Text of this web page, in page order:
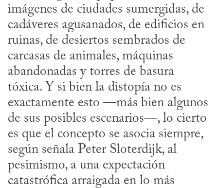
imágenes de ciudades sumergidas, de
cadáveres agusanados, de edificios en
ruinas, de desiertos sembrados de
carcasas de animales, máquinas
abandonadas y torres de basura
tóxica. Y si bien la distopía no es
exactamente esto —más bien algunos
de sus posibles escenarios—, lo cierto
es que el concepto se asocia siempre,
según señala Peter Sloterdijk, al
pesimismo, a una expectación
catastrófica arraigada en lo más